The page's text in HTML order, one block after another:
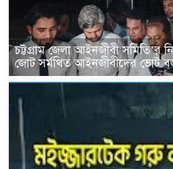
চট্টগ্রাম জেলা আইনজীবী সমিতি’র
জোট সর্মথিত আইনজীবীদের ভোট